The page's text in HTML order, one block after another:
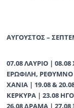
ΑΥΓΟΥΣΤΟΣ –
07.08 ΛΑΥΡΙΟ |
ΕΡΩΦΙΛΗ,
ΧΑΝΙΑ | 19.08 &
ΚΕΡΚΥΡΑ | 23.08
26.08 ΔΡΑΜΑ |